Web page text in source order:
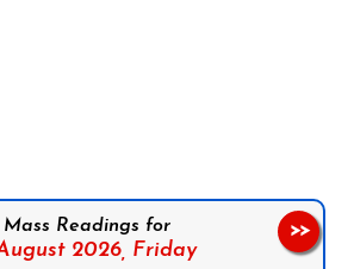
Mass Readings for
2026, Friday
>>